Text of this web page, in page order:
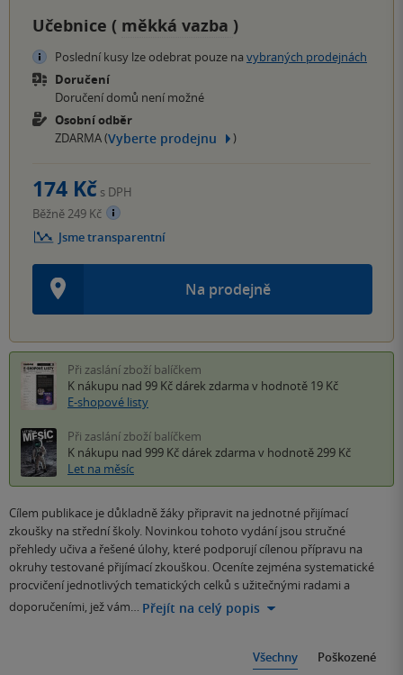
Učebnice ( měkká vazba )
Poslední kusy lze odebrat pouze na vybraných prodejnách
Doručení
Doručení domů není možné
Osobní odběr
ZDARMA (Vyberte prodejnu )
Na prodejně
174 Kč s DPH
Běžně 249 Kč
Jsme transparentní
Při zaslání zboží balíčkem
K nákupu nad 99 Kč dárek zdarma v hodnotě 19 Kč
E-shopové listy
Při zaslání zboží balíčkem
K nákupu nad 999 Kč dárek zdarma v hodnotě 299 Kč
Let na měsíc
Cílem publikace je důkladně žáky připravit na jednotné přijímací
zkoušky na střední školy. Novinkou tohoto vydání jsou stručné
přehledy učiva a řešené úlohy, které podporují cílenou přípravu na
okruhy testované přijímací zkouškou. Oceníte zejména systematické
procvičení jednotlivých tematických celků s užitečnými radami a
doporučeními, jež vám… Přejít na celý popis
Všechny Poškozené